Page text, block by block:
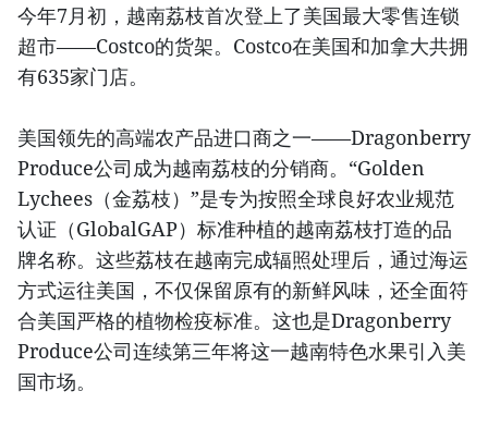
今年7月初，越南荔枝首次登上了美国最大零售连锁
超市——Costco的货架。Costco在美国和加拿大共拥
有635家门店。
美国领先的高端农产品进口商之一——Dragonberry
Produce公司成为越南荔枝的分销商。“Golden
Lychees（金荔枝）”是专为按照全球良好农业规范
认证（GlobalGAP）标准种植的越南荔枝打造的品
牌名称。这些荔枝在越南完成辐照处理后，通过海运
方式运往美国，不仅保留原有的新鲜风味，还全面符
合美国严格的植物检疫标准。这也是Dragonberry
Produce公司连续第三年将这一越南特色水果引入美
国市场。